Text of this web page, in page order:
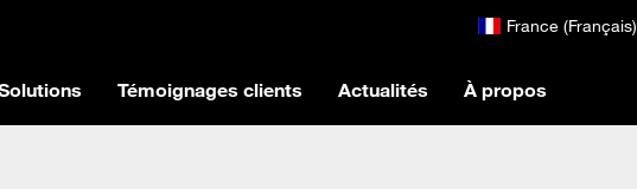
France (Français)
Témoignages clients Actualités À propos